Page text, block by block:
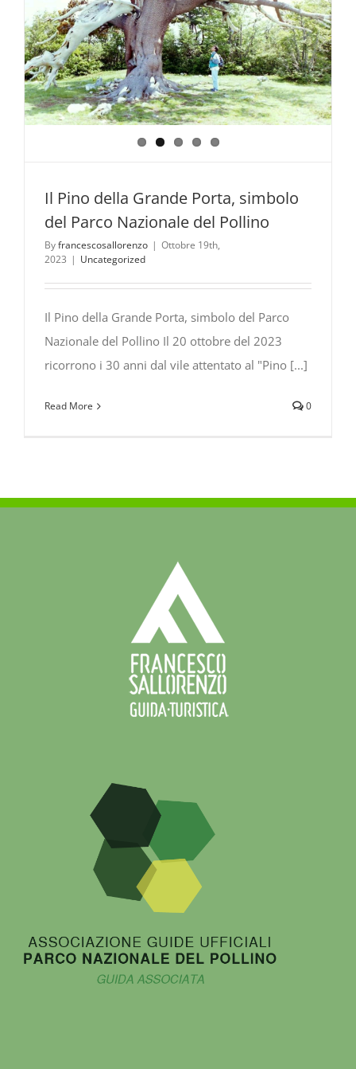
Il Pino della Grande Porta, simbolo
del Parco Nazionale del Pollino
Byfrancescosallorenzo | Ottobre 19th,
2023 | Uncategorized
Il Pino della Grande Porta, simbolo del Parco
Nazionale del Pollino Il 20 ottobre del 2023
ricorrono i 30 anni dal vile attentato al "Pino [...]
Read More 0